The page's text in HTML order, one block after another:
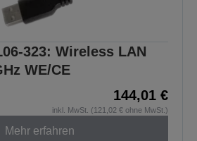
323: Wireless LAN
WE/CE
144,01 €
inkl. MwSt. (121,02 € ohne MwSt.)
Mehr erfahren